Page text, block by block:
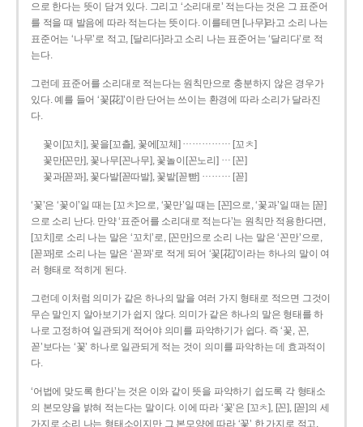
으로 한다는 뜻이 담겨 있다. 그리고 ‘소리대로’ 적는다는 것은 그 표준어
를 적을 때 발음에 따라 적는다는 뜻이다. 이를테면 [나무]라고 소리 나는
표준어는 ‘나무’로 적고, [달리다]라고 소리 나는 표준어는 ‘달리다’로 적
는다.
그런데 표준어를 소리대로 적는다는 원칙만으로 충분하지 않은 경우가
있다. 예를 들어 ‘꽃[花]’이란 단어는 쓰이는 환경에 따라 소리가 달라진
다.
꽃이[꼬치], 꽃을[꼬츨], 꽃에[꼬체] …………… [꼬ㅊ]
꽃만[꼰만], 꽃나무[꼰나무], 꽃놀이[꼰노리] … [꼰]
꽃과[꼳꽈], 꽃다발[꼳따발], 꽃밭[꼳빧] ……… [꼳]
‘꽃’은 ‘꽃이’일 때는 [꼬ㅊ]으로, ‘꽃만’일 때는 [꼰]으로, ‘꽃과’일 때는 [꼳]
으로 소리 난다. 만약 ‘표준어를 소리대로 적는다’는 원칙만 적용한다면,
[꼬치]로 소리 나는 말은 ‘꼬치’로, [꼰만]으로 소리 나는 말은 ‘꼰만’으로,
[꼳꽈]로 소리 나는 말은 ‘꼳꽈’로 적게 되어 ‘꽃[花]’이라는 하나의 말이 여
러 형태로 적히게 된다.
그런데 이처럼 의미가 같은 하나의 말을 여러 가지 형태로 적으면 그것이
무슨 말인지 알아보기가 쉽지 않다. 의미가 같은 하나의 말은 형태를 하
나로 고정하여 일관되게 적어야 의미를 파악하기가 쉽다. 즉 ‘꽃, 꼰,
꼳’보다는 ‘꽃’ 하나로 일관되게 적는 것이 의미를 파악하는 데 효과적이
다.
‘어법에 맞도록 한다’는 것은 이와 같이 뜻을 파악하기 쉽도록 각 형태소
의 본모양을 밝혀 적는다는 말이다. 이에 따라 ‘꽃’은 [꼬ㅊ], [꼰], [꼳]의 세
가지로 소리 나는 형태소이지만 그 본모양에 따라 ‘꽃’ 한 가지로 적고,